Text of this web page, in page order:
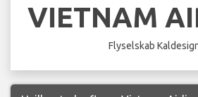
Flyselskab